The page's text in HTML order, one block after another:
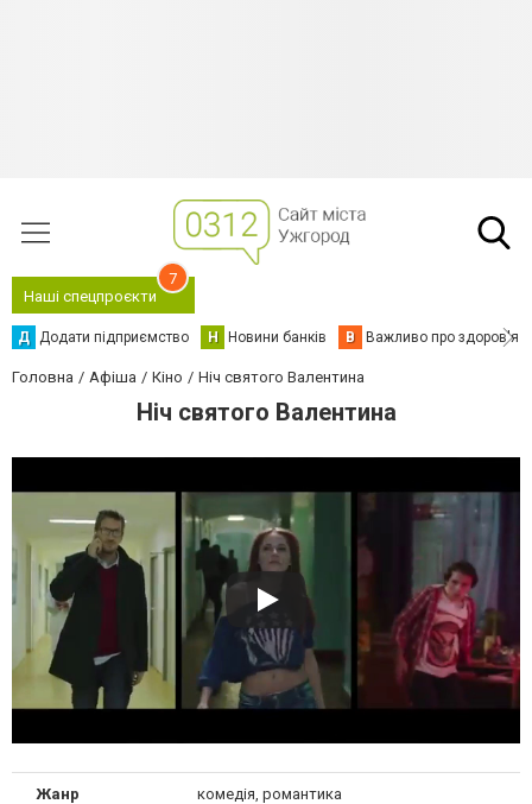
Наші спецпроєкти
7
Д Додати підприємство Н Новини банків В Важливо про здоров'я
Головна Афіша Кіно Ніч святого Валентина
Ніч святого Валентина
Жанр комедія, романтика